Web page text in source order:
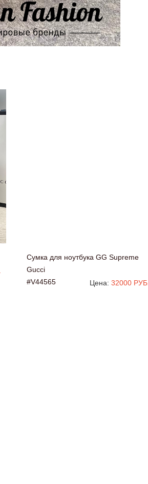
Сумка для ноутбука GG Supreme
Gucci
#V44565
Цена: 32000 РУБ.